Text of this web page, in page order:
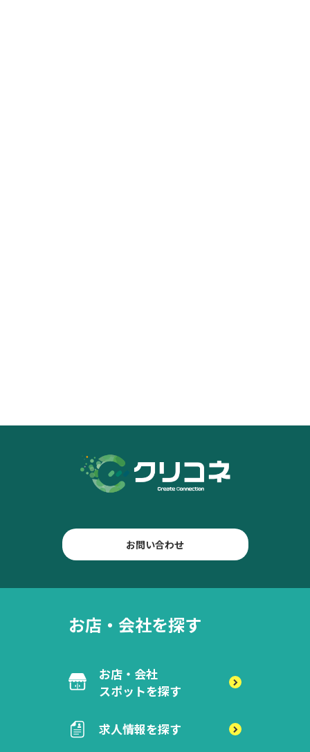
お問い合わせ
お店・会社を探す
お店・会社
スポットを探す
求人情報を探す